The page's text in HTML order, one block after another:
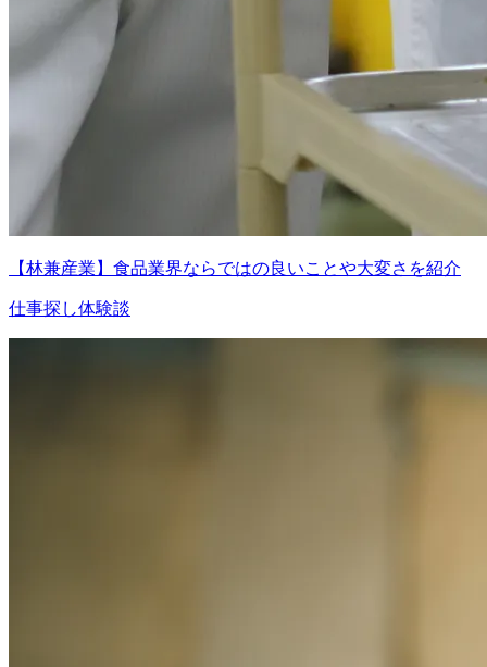
【林兼産業】食品業界ならではの良いことや大変さを紹介
仕事探し体験談